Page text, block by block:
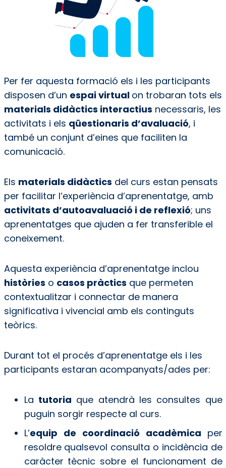
Per fer aquesta formació els i les participants
disposen d’un espai virtual on trobaran tots els
materials didàctics interactius necessaris, les
activitats i els qüestionaris d’avaluació, i
també un conjunt d’eines que faciliten la
comunicació.
Els materials didàctics del curs estan pensats
per facilitar l’experiència d’aprenentatge, amb
activitats d’autoavaluació i de reflexió; uns
aprenentatges que ajuden a fer transferible el
coneixement.
Aquesta experiència d’aprenentatge inclou
històries o casos pràctics que permeten
contextualitzar i connectar de manera
significativa i vivencial amb els continguts
teòrics.
Durant tot el procés d’aprenentatge els i les
participants estaran acompanyats/ades per:
La tutoria que atendrà les consultes que
puguin sorgir respecte al curs.
L’equip de coordinació acadèmica per
resoldre qualsevol consulta o incidència de
caràcter tècnic sobre el funcionament de